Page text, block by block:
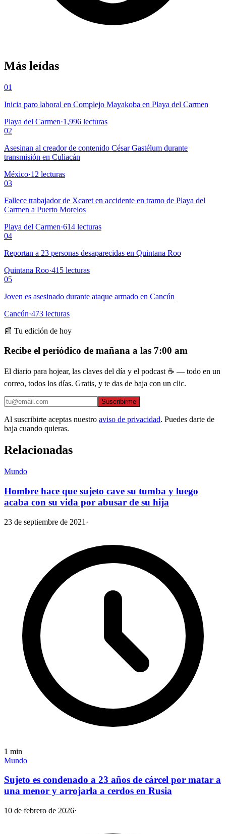
Más leídas
01
Inicia paro laboral en Complejo Mayakoba en Playa del Carmen
Playa del Carmen·1,996 lecturas
02
Asesinan al creador de contenido César Gastélum durante
transmisión en Culiacán
México·12 lecturas
03
Fallece trabajador de Xcaret en accidente en tramo de Playa del
Carmen a Puerto Morelos
Playa del Carmen·614 lecturas
04
Reportan a 23 personas desaparecidas en Quintana Roo
Quintana Roo·415 lecturas
05
Joven es asesinado durante ataque armado en Cancún
Cancún·473 lecturas
📰 Tu edición de hoy
Recibe el periódico de mañana a las 7:00 am
El diario para hojear, las claves del día y el podcast ☕ — todo en un
correo, todos los días. Gratis, y te das de baja con un clic.
Suscribirme
Al suscribirte aceptas nuestro aviso de privacidad. Puedes darte de
baja cuando quieras.
Relacionadas
Mundo
Hombre hace que sujeto cave su tumba y luego
acaba con su vida por abusar de su hija
23 de septiembre de 2021 ·
1 min
Mundo
Sujeto es condenado a 23 años de cárcel por matar a
una menor y arrojarla a cerdos en Rusia
10 de febrero de 2026·